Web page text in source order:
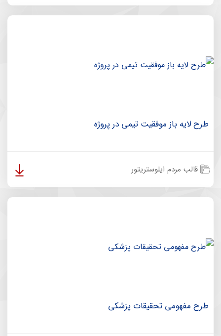
طرح لایه باز موفقیت تیمی در پروژه
قالب مردم ایلوستریتور
طرح مفهومی تحقیقات پزشکی